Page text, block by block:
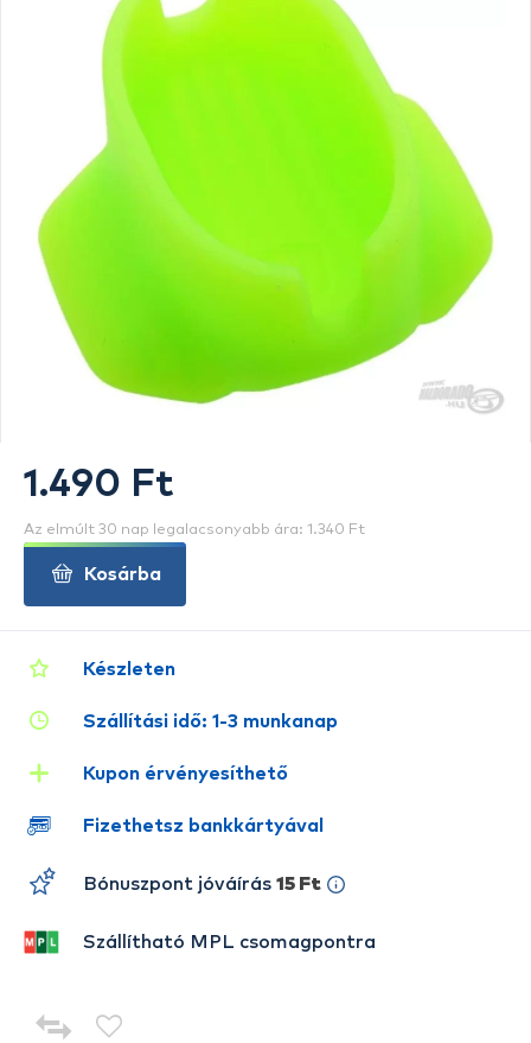
Készleten
Szállítási idő: 1-3 munkanap
Kupon érvényesíthető
Fizethetsz bankkártyával
Bónuszpont jóváírás 15 Ft
Szállítható MPL csomagpontra
1.490 Ft
Az elmúlt 30 nap legalacsonyabb ára: 1.340 Ft
Kosárba